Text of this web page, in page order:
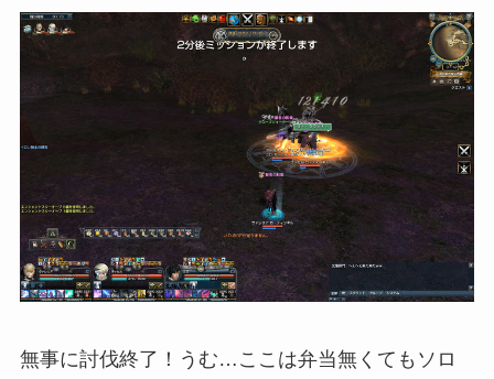
無事に討伐終了！うむ…ここは弁当無くてもソロ